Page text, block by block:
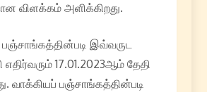
விளக்கம் அளிக்கிறது.
பஞ்சாங்கத்தின்படி இவ்வருட
எதிர்வரும் 17.01.2023ஆம் தேதி
வாக்கியப் பஞ்சாங்கத்தின்படி